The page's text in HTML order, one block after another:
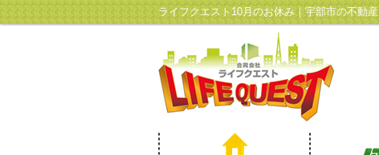
ライフクエスト10月のお休み｜宇部市の不動